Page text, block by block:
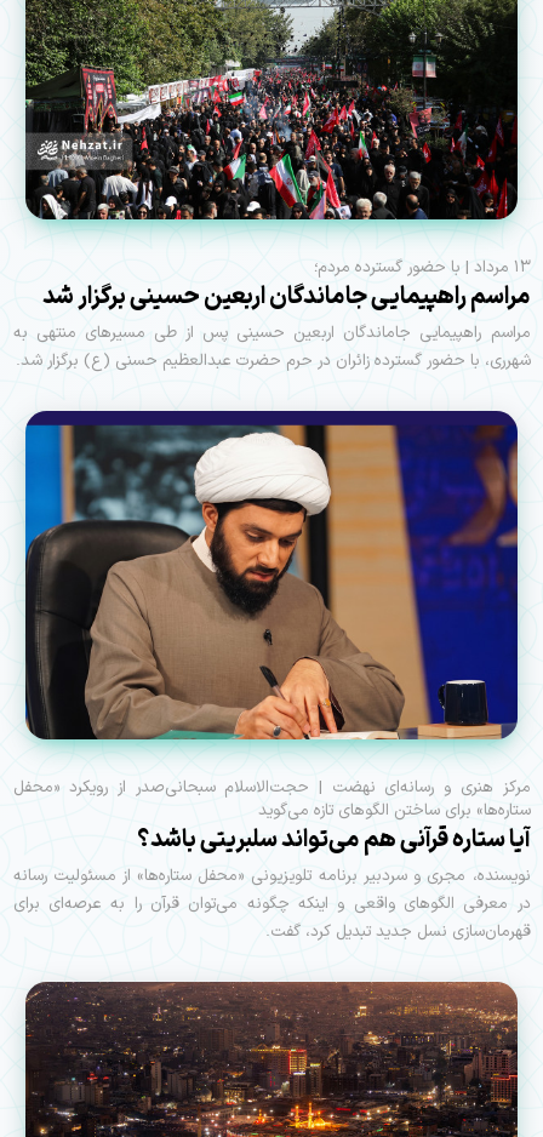
۱۳ مرداد | با حضور گسترده مردم؛
مراسم راهپیمایی جاماندگان اربعین حسینی برگزار شد
مراسم راهپیمایی جاماندگان اربعین حسینی پس از طی مسیرهای منتهی به
شهرری، با حضور گسترده زائران در حرم حضرت عبدالعظیم حسنی (ع) برگزار شد.
مرکز هنری و رسانه‌ای نهضت | حجت‌الاسلام سبحانی‌صدر از رویکرد «محفل
ستاره‌ها» برای ساختن الگوهای تازه می‌گوید
آیا ستاره قرآنی هم می‌تواند سلبریتی باشد؟
نویسنده، مجری و سردبیر برنامه تلویزیونی «محفل ستاره‌ها» از مسئولیت رسانه
در معرفی الگوهای واقعی و اینکه چگونه می‌توان قرآن را به عرصه‌ای برای
قهرمان‌سازی نسل جدید تبدیل کرد، گفت.